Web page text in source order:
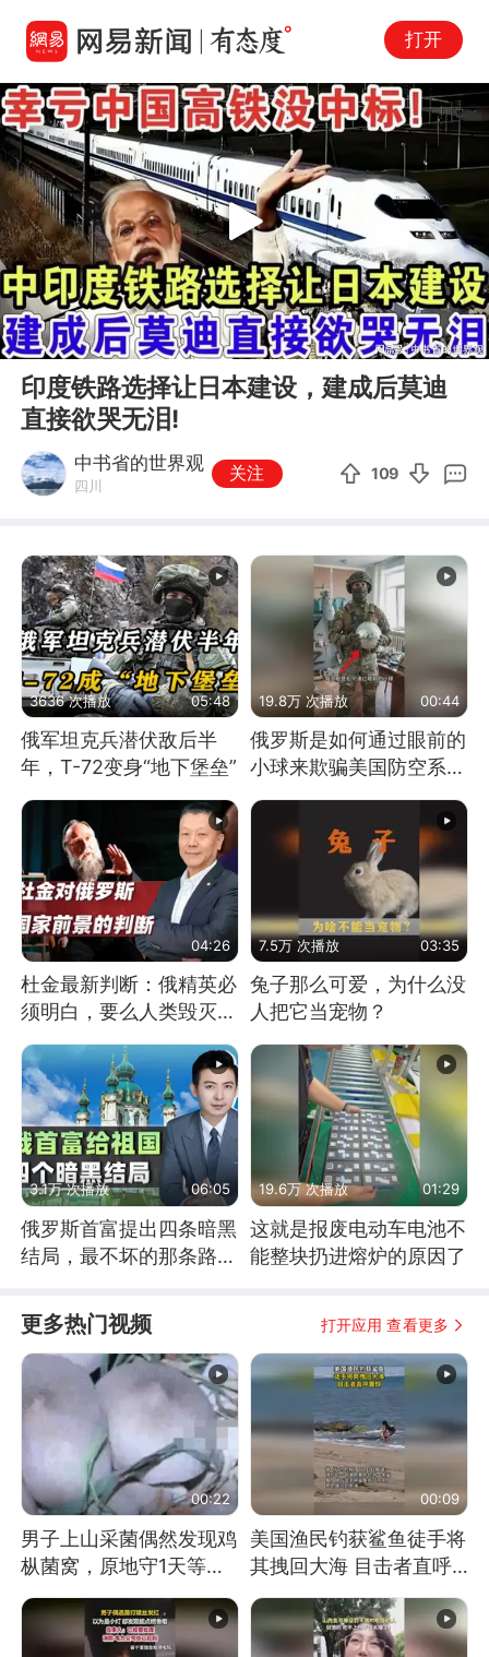
打开
00:00 10:54
Play
印度铁路选择让日本建设，建成后莫迪
直接欲哭无泪!
中书省的世界观
四川
关注 109
3636 次播放 05:48
俄军坦克兵潜伏敌后半
年，T-72变身“地下堡垒”
19.8万 次播放 00:44
俄罗斯是如何通过眼前的
小球来欺骗美国防空系统
的
04:26
杜金最新判断：俄精英必
须明白，要么人类毁灭，
7.5万 次播放 03:35
兔子那么可爱，为什么没
人把它当宠物？
3.1万 次播放 06:05
俄罗斯首富提出四条暗黑
结局，最不坏的那条路是
19.6万 次播放 01:29
这就是报废电动车电池不
能整块扔进熔炉的原因了
更多热门视频 打开应用 查看更多
00:22
男子上山采菌偶然发现鸡
枞菌窝，原地守1天等它
长大：挖了140多朵
00:09
美国渔民钓获鲨鱼徒手将
其拽回大海 目击者直呼
震惊 （视频来源：参考
消息）